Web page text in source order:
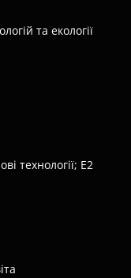
та екології
технології; E2